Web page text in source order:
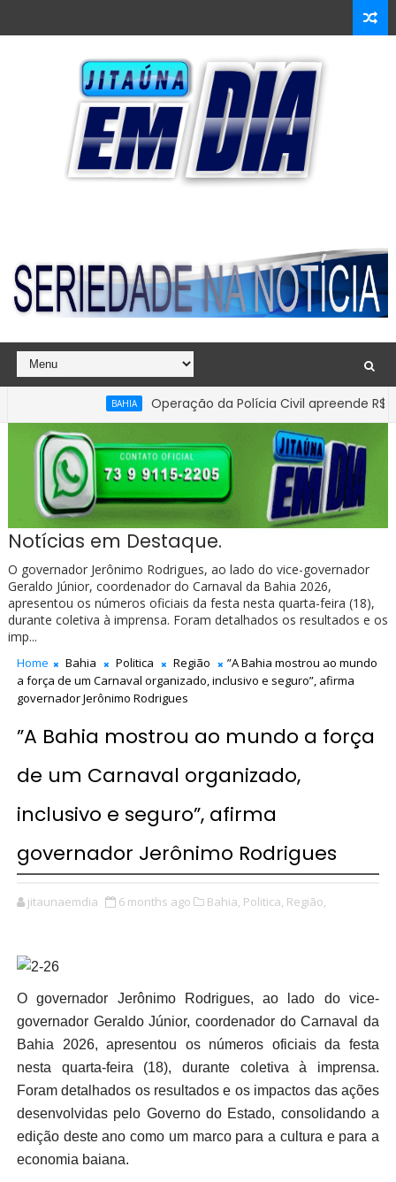
Operação da Polícia Civil apreende R$ 100
Notícias em Destaque.
O governador Jerônimo Rodrigues, ao lado do vice-governador
Geraldo Júnior, coordenador do Carnaval da Bahia 2026,
apresentou os números oficiais da festa nesta quarta-feira (18),
durante coletiva à imprensa. Foram detalhados os resultados e os
imp...
Home Bahia Politica Região
”A Bahia mostrou ao mundo
a força de um Carnaval organizado, inclusivo e seguro”, afirma
governador Jerônimo Rodrigues
”A Bahia mostrou ao mundo a força
de um Carnaval organizado,
inclusivo e seguro”, afirma
governador Jerônimo Rodrigues
jitaunaemdia 6 months ago Bahia, Politica, Região,
O governador Jerônimo Rodrigues, ao lado do vice-
governador Geraldo Júnior, coordenador do Carnaval da
Bahia 2026, apresentou os números oficiais da festa
nesta quarta-feira (18), durante coletiva à imprensa.
Foram detalhados os resultados e os impactos das ações
desenvolvidas pelo Governo do Estado, consolidando a
edição deste ano como um marco para a cultura e para a
economia baiana.